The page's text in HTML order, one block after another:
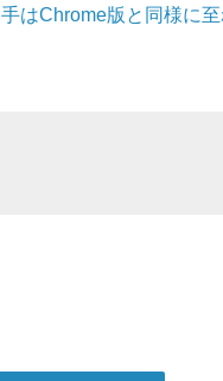
はChrome版と同様に